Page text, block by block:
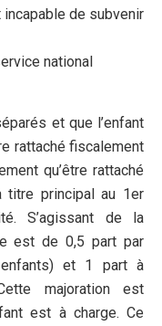
incapable de subvenir
national
et que l’enfant
rattaché fiscalement
qu’être rattaché
titre principal au 1er
S’agissant de la
est de 0,5 part par
et 1 part à
majoration est
est à charge. Ce